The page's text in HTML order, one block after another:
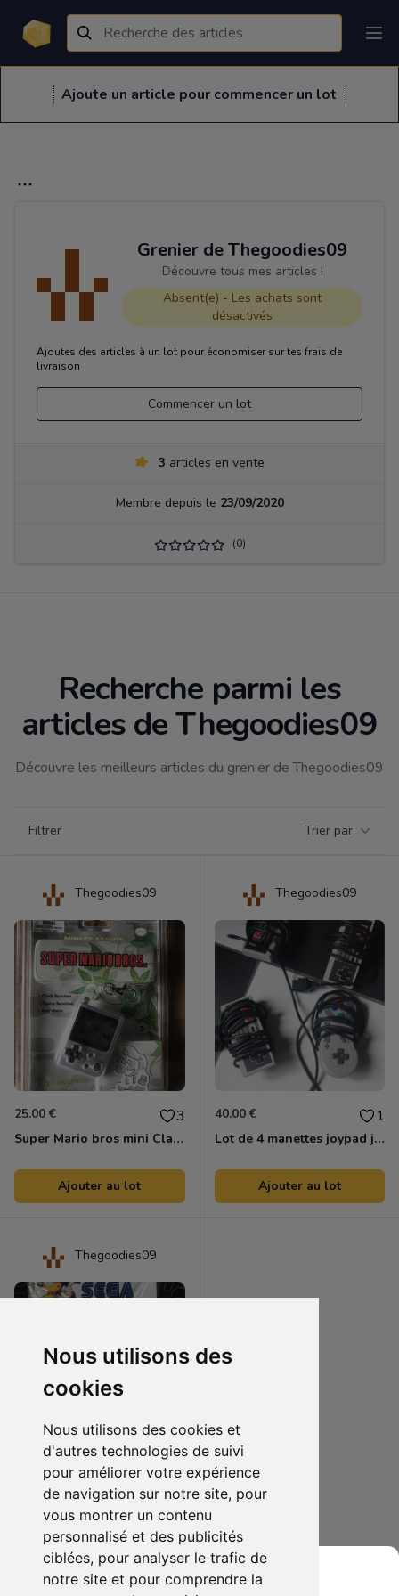
Nous utilisons des
cookies
Nous utilisons des cookies et
d'autres technologies de suivi
pour améliorer votre expérience
de navigation sur notre site, pour
vous montrer un contenu
personnalisé et des publicités
ciblées, pour analyser le trafic de
notre site et pour comprendre la
Grenier de Thegoodies09
Découvre tous mes articles !
Absent(e) - Les achats sont
désactivés
Ajoutes des articles à un lot pour économiser sur tes frais de
livraison
Commencer un lot
3 articles en vente
Membre depuis le 23/09/2020
(0)
Recherche parmi les
articles de Thegoodies09
Découvre les meilleurs articles du grenier de Thegoodies09
Filtrer Trier par
Thegoodies09
25.00 € 3
Super Mario bros mini Classic nintendo
Ajouter au lot
Thegoodies09
40.00 € 1
Lot de 4 manettes joypad joystick nintendo nintendo nes snes
Ajouter au lot
Thegoodies09
60.00 € 0
Planche de 12 pins sonic sega star toys
Ajouter au lot
Ajoute un article pour commencer un lot